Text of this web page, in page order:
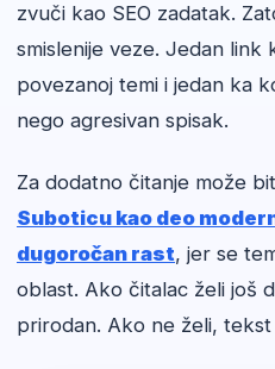
zvuči kao SEO zadatak.
smislenije veze. Jedan link
povezanoj temi i jedan ka
nego agresivan spisak.
Za dodatno čitanje može
Suboticu kao deo
dugoročan rast, jer se
oblast. Ako čitalac želi još
prirodan. Ako ne želi, tekst